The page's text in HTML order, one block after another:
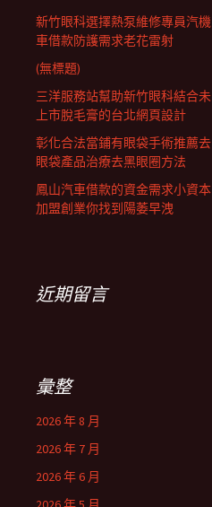
新竹眼科選擇熱泵維修專員汽機
車借款防護需求老花雷射
(無標題)
三洋服務站幫助新竹眼科結合未
上市脫毛膏的台北網頁設計
彰化合法當鋪有眼袋手術推薦去
眼袋產品治療去黑眼圈方法
鳳山汽車借款的資金需求小資本
加盟創業你找到陽萎早洩
近期留言
彙整
2026 年 8 月
2026 年 7 月
2026 年 6 月